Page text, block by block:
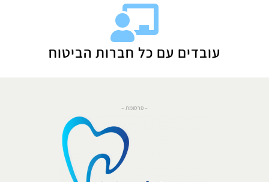

עובדים עם כל חברות הביטוח
– פרסומת –